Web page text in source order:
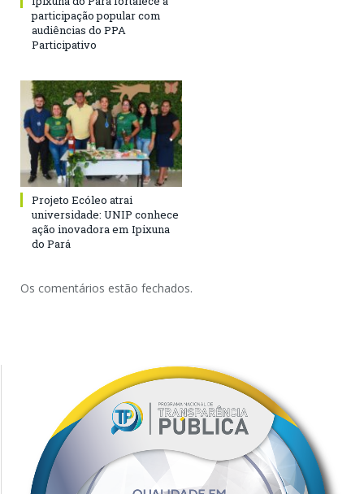
participação popular com
audiências do PPA
Participativo
Projeto Ecóleo atrai
universidade: UNIP conhece
ação inovadora em Ipixuna
do Pará
Os comentários estão fechados.